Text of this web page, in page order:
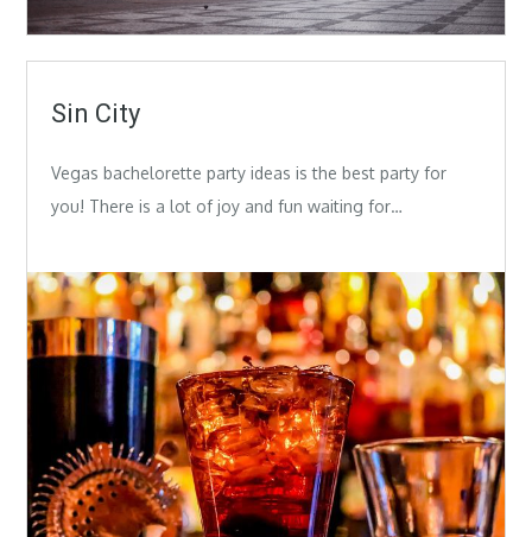
Sin City
Vegas bachelorette party ideas is the best party for
you! There is a lot of joy and fun waiting for…